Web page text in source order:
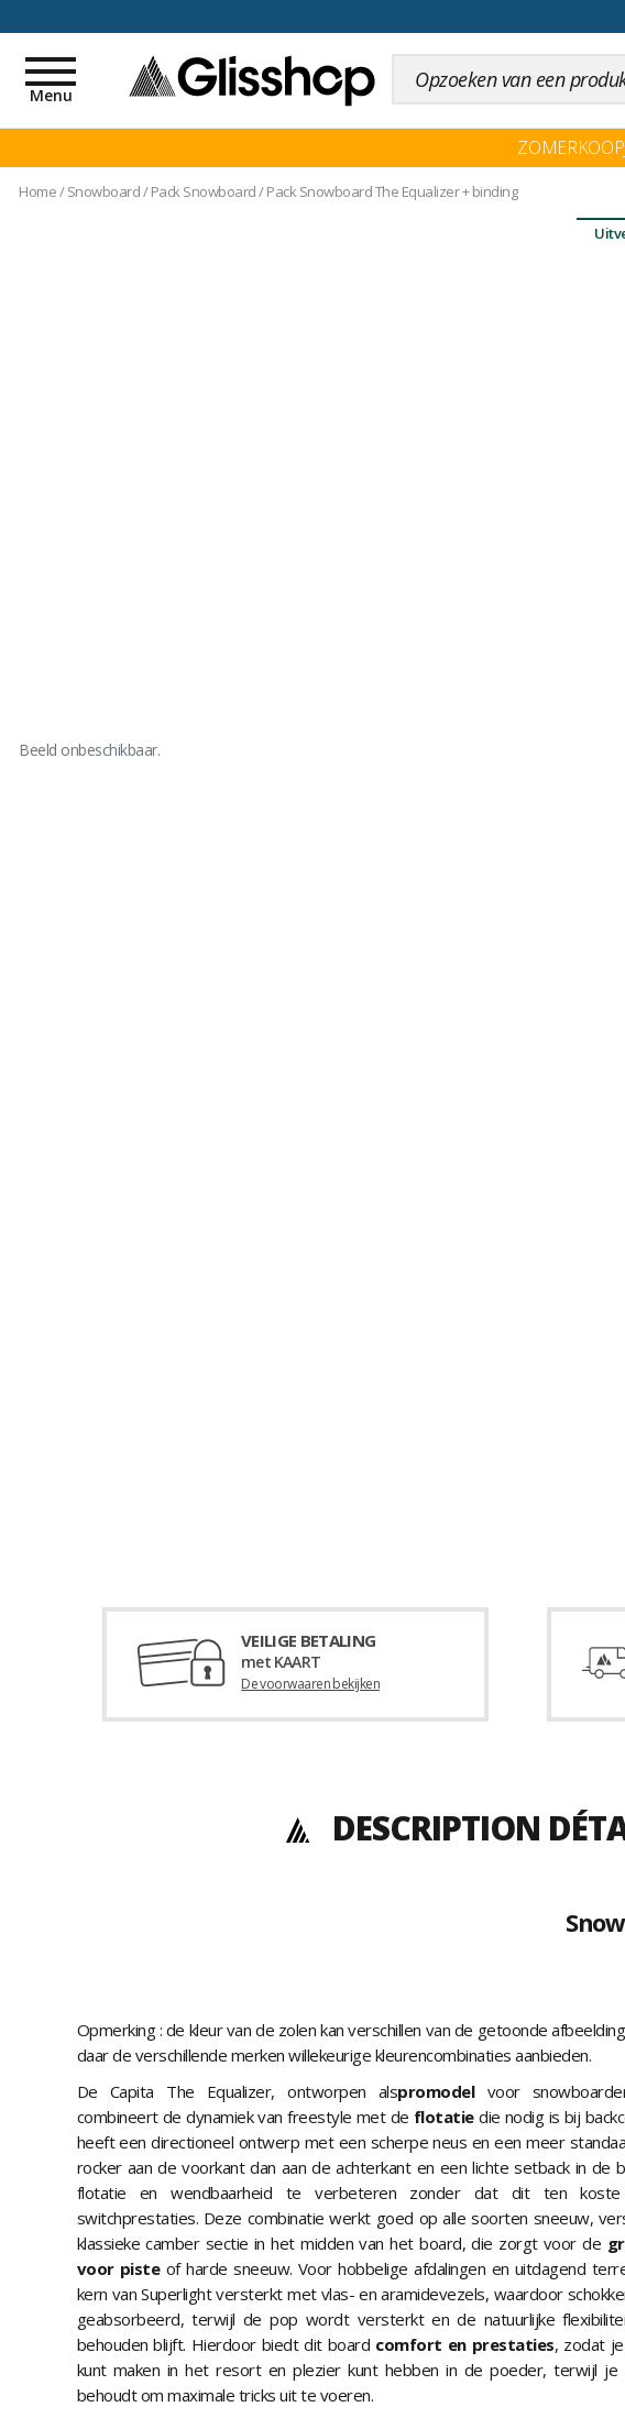
Toggle
navigation
Menu
Home/ Snowboard/Pack Snowboard/Pack Snowboard The Equalizer + binding
Beeld onbeschikbaar.
VEILIGE BETALING
met KAART
De voorwaaren bekijken
DESCRIPTION
Opmerking : de kleur van de zolen kan verschillen van de getoonde
daar de verschillende merken willekeurige kleurencombinaties aanbieden.
De Capita The Equalizer, ontworpen alspromodelvoor
combineert de dynamiek van freestyle met de flotatiedie nodig is bij
heeft een directioneel ontwerp met een scherpe neus en een meer
rocker aan de voorkant dan aan de achterkant en een lichte setback in de
flotatie en wendbaarheid te verbeteren zonder dat dit ten
switchprestaties. Deze combinatie werkt goed op alle soorten sneeuw,
klassieke camber sectie in het midden van het board, die zorgt voor de
voor pisteof harde sneeuw. Voor hobbelige afdalingen en uitdagend
kern van Superlight versterkt met vlas- en aramidevezels, waardoor
geabsorbeerd, terwijl de pop wordt versterkt en de natuurlijke
behouden blijft. Hierdoor biedt dit board comfort en prestaties, zodat
kunt maken in het resort en plezier kunt hebben in de poeder, terwijl je
behoudt om maximale tricks uit te voeren.